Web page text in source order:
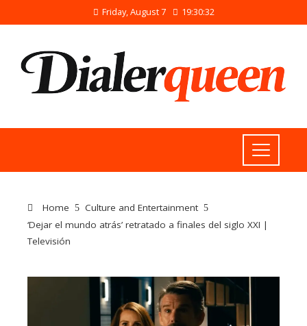
Friday, August 7 19:30:33
Home
Culture and Entertainment
‘Dejar el mundo atrás’ retratado a finales del siglo XXI |
Televisión